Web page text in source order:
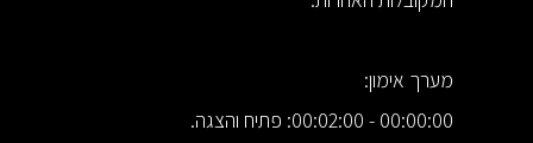
מערך אימון:
00:00:00 - 00:02:00: פתיח והצגה.